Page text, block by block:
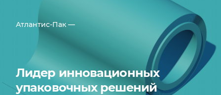
Атлантис-Пак —
Лидер инновационных
упаковочных решений